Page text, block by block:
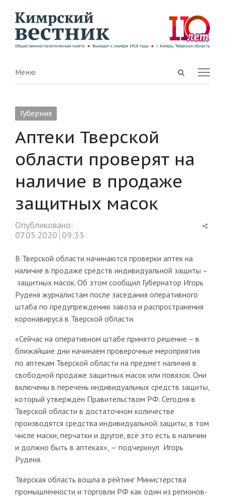
Open
Menu
Меню
Губерния
Аптеки Тверской
области проверят на
наличие в продаже
защитных масок
Опубликовано:
07.05.2020 09:33
В Тверской области начинаются проверки аптек на
наличие в продаже средств индивидуальной защиты –
защитных масок. Об этом сообщил Губернатор Игорь
Руденя журналистам после заседания оперативного
штаба по предупреждению завоза и распространения
коронавируса в Тверской области.
«Сейчас на оперативном штабе принято решение – в
ближайшие дни начинаем проверочные мероприятия
по аптекам Тверской области на предмет наличия в
свободной продаже защитных масок или повязок. Они
включены в перечень индивидуальных средств защиты,
который утверждён Правительством РФ. Сегодня в
Тверской области в достаточном количестве
производятся средства индивидуальной защиты, в том
числе маски, перчатки и другое, всё это есть в наличии
и должно быть в аптеках», — подчеркнул Игорь
Руденя.
Тверская область вошла в рейтинг Министерства
промышленности и торговли РФ как один из регионов-